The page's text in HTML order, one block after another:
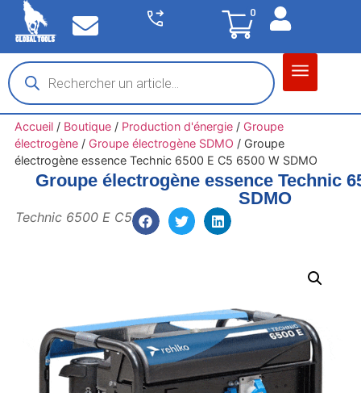
0
Accueil/ Boutique/ Production d'énergie/ Groupe
électrogène/ Groupe électrogène SDMO / Groupe
électrogène essence Technic 6500 E C5 6500 W SDMO
Groupe électrogène essence Technic
SDMO
Technic 6500 E C5